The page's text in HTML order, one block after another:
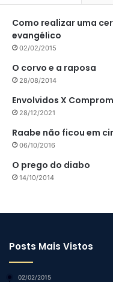
Como realizar uma
evangélico
02/02/2015
O corvo e a raposa
28/08/2014
Envolvidos X
28/12/2021
Raabe não ficou em
06/10/2016
O prego do diabo
14/10/2014
Posts Mais Vistos
02/02/2015